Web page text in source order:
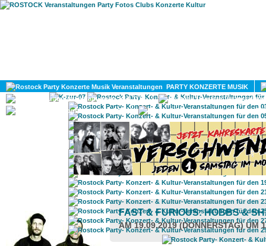
PARTY KONZERTE MUSIK
KULTUR
GAY
ROSTOCK TAGESTIPP
FAST & FURIOUS: HOBBS &
AM 19.09.2019 (DONNERSTAG) UM